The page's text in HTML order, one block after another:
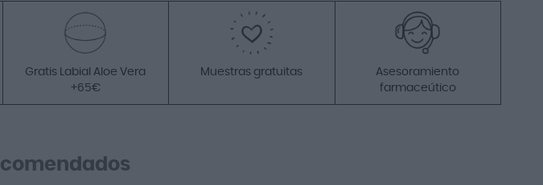
Gratis Labial Aloe Vera
+65€
Muestras gratuitas
Asesoramiento
farmaceútico